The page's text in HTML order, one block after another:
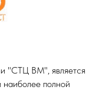
"СТЦ ВМ", является
наиболее полной